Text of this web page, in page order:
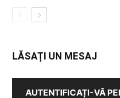
LĂSAȚI UN MESAJ
AUTENTIFICAȚI-VĂ